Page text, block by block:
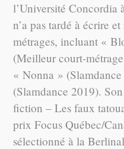
l’Université Concordia
n’a pas tardé à écrire
métrages, incluant «
(Meilleur court-
« Nonna »
(Slamdance 2019).
fiction – Les faux
prix Focus Québec/
sélectionné à la